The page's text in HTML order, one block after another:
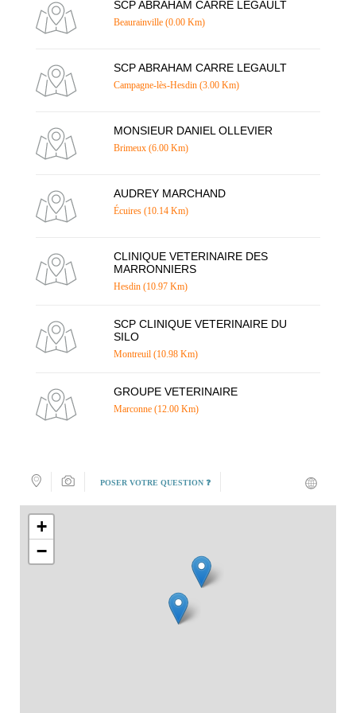
SCP ABRAHAM CARRE LEGAULT
Beaurainville (0.00 Km)
SCP ABRAHAM CARRE LEGAULT
Campagne-lès-Hesdin (3.00 Km)
MONSIEUR DANIEL OLLEVIER
Brimeux (6.00 Km)
AUDREY MARCHAND
Écuires (10.14 Km)
CLINIQUE VETERINAIRE DES
MARRONNIERS
Hesdin (10.97 Km)
SCP CLINIQUE VETERINAIRE DU
SILO
Montreuil (10.98 Km)
GROUPE VETERINAIRE
Marconne (12.00 Km)
POSER VOTRE QUESTION ❓
+
−